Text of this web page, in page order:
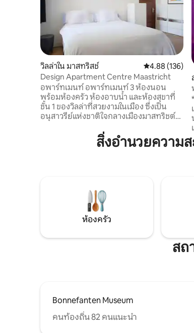
วิลล่าใน มาสทริสช์ คะแนนเฉลี่ย
4.88 (136)
Design Apartment Centre Maastricht
อพาร์ทเมนท์ อพาร์ทเมนท์ 3 ห้องนอน
พร้อมห้องครัว ห้องอาบน้ำ และห้องสุขาที่
ชั้น 1 ของวิลล่าที่สวยงามในเมือง ซึ่งเป็น
อนุสาวรีย์แห่งชาติใจกลางเมืองมาสทริชต์ใน
เช้าสำหรับเช้าวันแรก ที่ตั้ง วิลล่าอยู่ห่างจาก
จัตุรัสที่มีเอกลักษณ์อย่างวรีธอฟเพียงไม่กี่
ระเบียง และร้านค้าที่ดีเยี่ยม คุณจะไม่รู้สึกถึง
ความมีชีวิตชีวาของตัวเมืองในวิลล่านี้ เงียบ
มากและคุณอาจจะได้ยินเพียงเสียงของ
โบสถ์เซอร์วาส มีที่จอดรถขนาดใหญ่อยู่ใกล้
ๆ เดินประมาณ 25 เมตร คุณลักษณะ * ทำเล
ใจกลางเมือง * อินเตอร์เน็ตไร้สาย * ทุกอย่าง
จอ
สิ่งอำนวยความ
ห้องครัว
สถ
Bonnefanten Museum
คนท้องถิ่น 82 คนแนะนำ